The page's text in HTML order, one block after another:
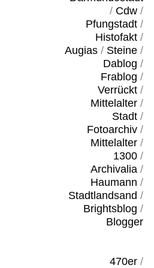
/ Cdw/
Pfungstadt/
Histofakt/
Augias/ Steine/
Dablog /
Frablog /
Verrückt/
Mittelalter/
Stadt/
Fotoarchiv/
Mittelalter/
1300/
Archivalia/
Haumann /
Stadtlandsand /
Brightsblog /
Blogger
470er/